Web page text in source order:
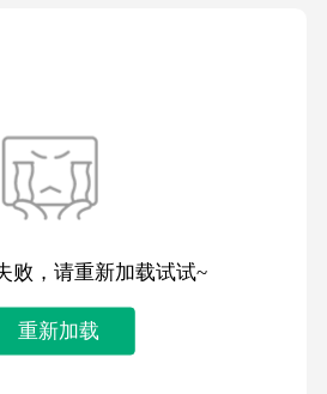
败，请重新加载试试~
重新加载